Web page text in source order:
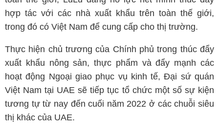
hợp tác với các nhà xuất khẩu trên toàn thế giới,
trong đó có Việt Nam để cung cấp cho thị trường.
Thực hiện chủ trương của Chính phủ trong thúc đẩy
xuất khẩu nông sản, thực phẩm và đẩy mạnh các
hoạt động Ngoại giao phục vụ kinh tế, Đại sứ quán
Việt Nam tại UAE sẽ tiếp tục tổ chức một số sự kiện
tương tự từ nay đến cuối năm 2022 ở các chuỗi siêu
thị khác của UAE.